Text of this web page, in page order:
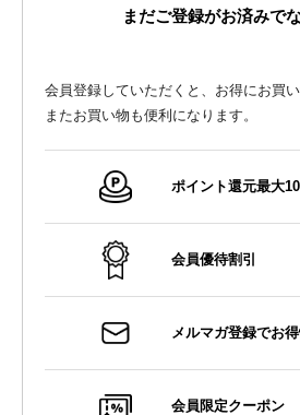
まだご登録がお済みで
会員登録していただくと、お得にお買い
またお買い物も便利になります。
ポイント還元最大
会員優待割引
メルマガ登録でお
会員限定クーポン